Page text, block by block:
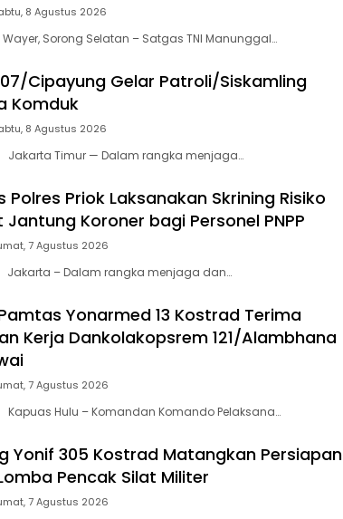
8 Agustus 2026
Sorong Selatan – Satgas TNI Manunggal…
Cipayung Gelar Patroli/Siskamling
Komduk
8 Agustus 2026
Jakarta Timur — Dalam rangka menjaga…
Polres Priok Laksanakan Skrining Risiko
Jantung Koroner bagi Personel PNPP
7 Agustus 2026
Jakarta – Dalam rangka menjaga dan…
Yonarmed 13 Kostrad Terima
Kerja Dankolakopsrem 121/Alambhana
7 Agustus 2026
Kapuas Hulu – Komandan Komando Pelaksana…
Yonif 305 Kostrad Matangkan Persiapan
Pencak Silat Militer
7 Agustus 2026